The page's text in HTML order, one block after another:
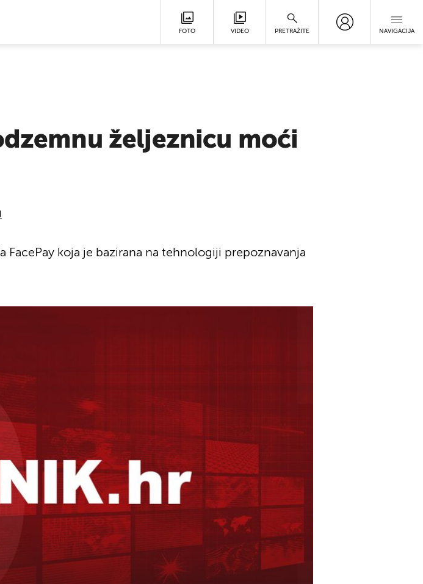
FOTO VIDEO PRETRAŽITE NAVIGACIJA
željeznicu moći
koja je bazirana na tehnologiji prepoznavanja